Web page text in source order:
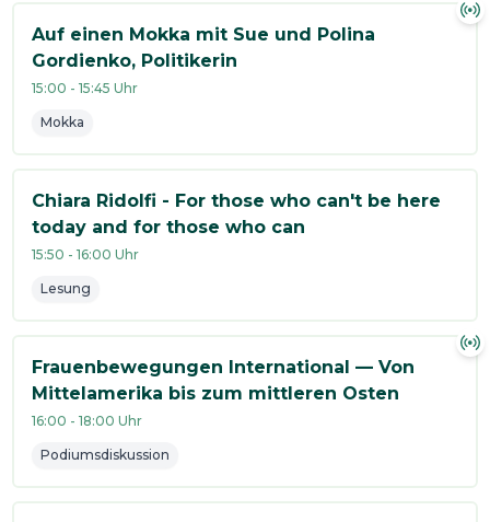
Auf einen Mokka mit Sue und Polina
Gordienko, Politikerin
15:00 -15:45 Uhr
Mokka
Chiara Ridolfi - For those who can't be here
today and for those who can
15:50 -16:00 Uhr
Lesung
Frauenbewegungen International — Von
Mittelamerika bis zum mittleren Osten
16:00 -18:00 Uhr
Podiumsdiskussion